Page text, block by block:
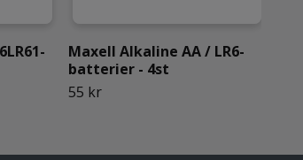
Maxell Alkaline AA / LR6-
batterier - 4st
55 kr